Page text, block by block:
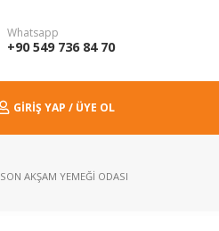
Whatsapp
+90 549 736 84 70
GIRIŞ YAP / ÜYE OL
SON AKŞAM YEMEĞI ODASI